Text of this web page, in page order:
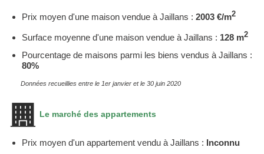
Prix moyen d'une maison vendue à Jaillans : 2003 €/m2
Surface moyenne d'une maison vendue à Jaillans : 128 m2
Pourcentage de maisons parmi les biens vendus à Jaillans :
80%
Données recueillies entre le 1er janvier et le 30 juin 2020
Le marché des appartements
Prix moyen d'un appartement vendu à Jaillans : Inconnu